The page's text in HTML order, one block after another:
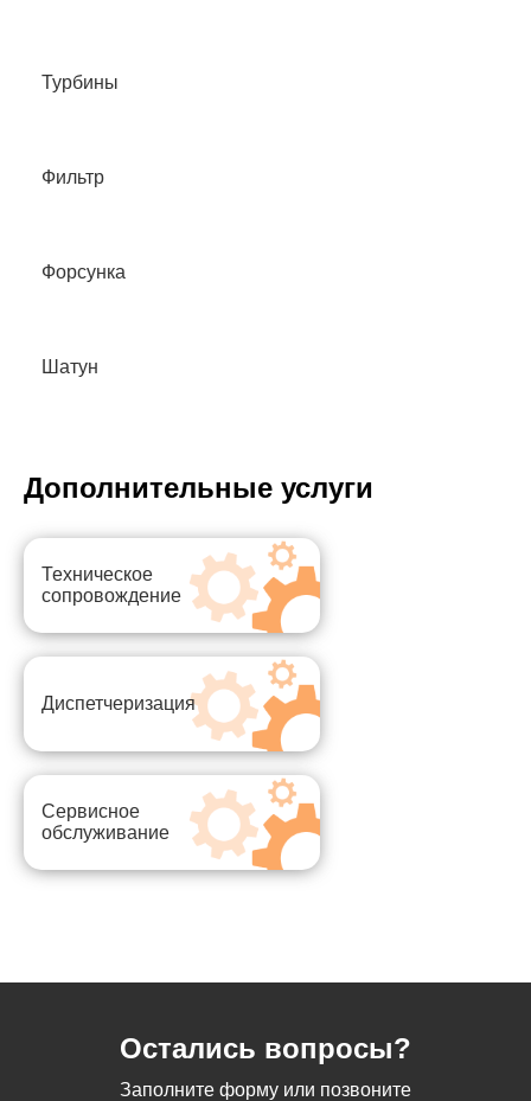
Турбины
Фильтр
Форсунка
Шатун
Дополнительные услуги
Техническое
сопровождение
Диспетчеризация
Сервисное
обслуживание
Остались вопросы?
Заполните форму или позвоните